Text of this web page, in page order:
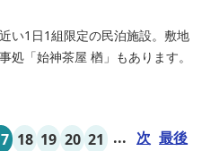
い1日1組限定の民泊施設。敷地
処「始神茶屋 楢」もあります。
18 19 20 21 ... 次 最後